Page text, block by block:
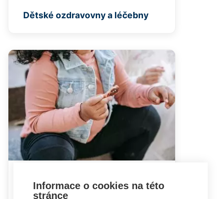
Dětské ozdravovny a léčebny
rodinu i společnost
Informace o cookies na této
stránce